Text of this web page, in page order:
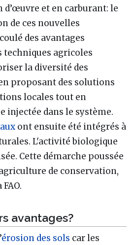
et en carburant: le
de ces nouvelles
des avantages
techniques agricoles
la diversité des
proposant des solutions
locales tout en
injectée dans le système.
ont ensuite été intégrés à
L'activité biologique
Cette démarche poussée
de conservation,
avantages?
érosion des sols car les